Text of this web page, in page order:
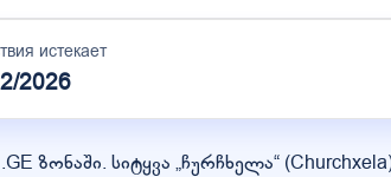
истекает
2026
სიტყვა „ჩურჩხელა“